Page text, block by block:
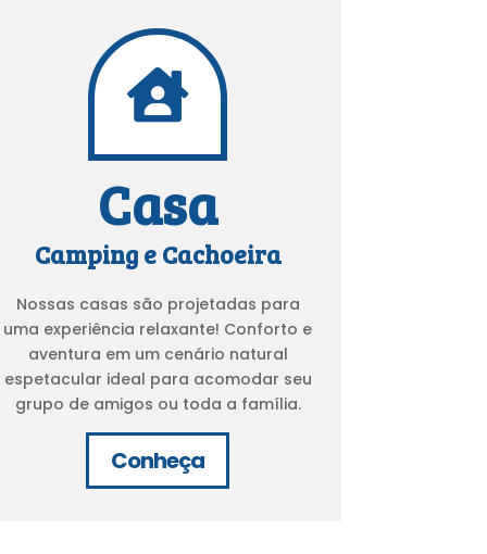

Casa
Camping e Cachoeira
Nossas casas são projetadas para
uma experiência relaxante! Conforto e
aventura em um cenário natural
espetacular ideal para acomodar seu
grupo de amigos ou toda a família.
Conheça